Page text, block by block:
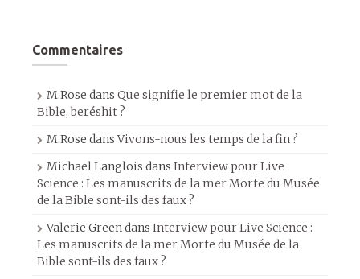
Commentaires
M.Rose dans Que signifie le premier mot de la
Bible, beréshit ?
M.Rose dansVivons-nous les temps de la fin ?
Michael Langlois dans Interview pour Live
Science : Les manuscrits de la mer Morte du Musée
de la Bible sont-ils des faux ?
Valerie Greendans Interview pour Live Science :
Les manuscrits de la mer Morte du Musée de la
Bible sont-ils des faux ?